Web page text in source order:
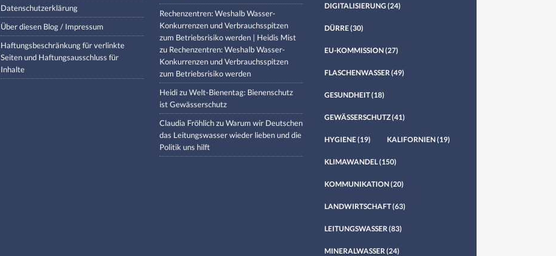
Datenschutzerklärung
Über diesen Blog / Impressum
Haftungsbeschränkung für verlinkte
Seiten und Haftungsausschluss für
Inhalte
Rechenzentren: Weshalb Wasser-
Konkurrenzen und Verbrauchsspitzen
zum Betriebsrisiko werden | Heidis Mist
zu Rechenzentren: Weshalb Wasser-
Konkurrenzen und Verbrauchsspitzen
zum Betriebsrisiko werden
HeidizuWelt-Bienentag: Bienenschutz
ist Gewässerschutz
Claudia FröhlichzuWarum wir Deutschen
das Leitungswasser wieder lieben und die
Politik uns hilft
DIGITALISIERUNG (24)
DÜRRE(30)
EU-KOMMISSION(27)
FLASCHENWASSER (49)
GESUNDHEIT(18)
GEWÄSSERSCHUTZ(41)
HYGIENE(19) KALIFORNIEN(19)
KLIMAWANDEL(150)
KOMMUNIKATION(20)
LANDWIRTSCHAFT(63)
LEITUNGSWASSER (83)
MINERALWASSER (24)